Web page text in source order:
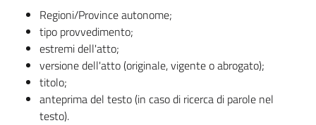
Regioni/Province autonome;
tipo provvedimento;
estremi dell'atto;
versione dell'atto (originale, vigente o abrogato);
titolo;
anteprima del testo (in caso di ricerca di parole nel
testo).